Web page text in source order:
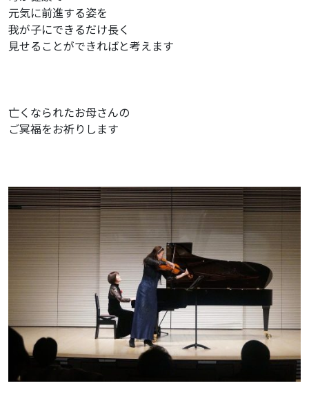
元気に前進する姿を
我が子にできるだけ長く
見せることができればと考えます
亡くなられたお母さんの
ご冥福をお祈りします